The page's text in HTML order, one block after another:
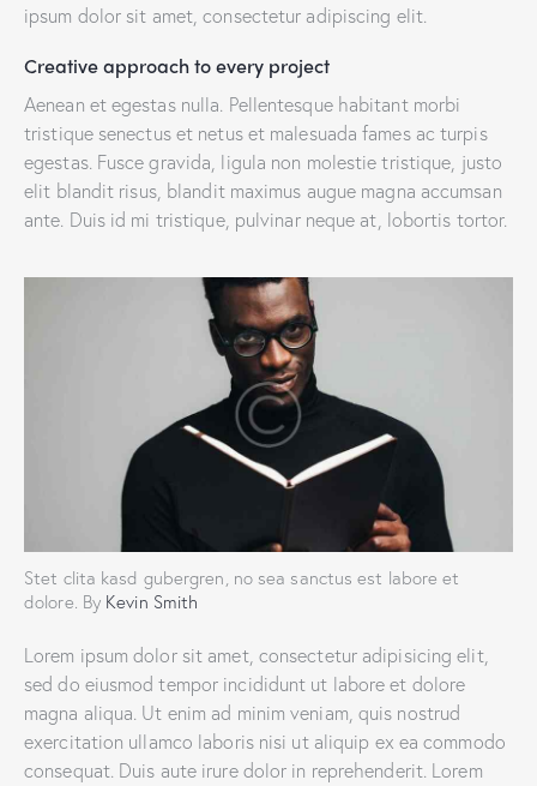
ipsum dolor sit amet, consectetur adipiscing elit.
Creative approach to every project
Aenean et egestas nulla. Pellentesque habitant morbi
tristique senectus et netus et malesuada fames ac turpis
egestas. Fusce gravida, ligula non molestie tristique, justo
elit blandit risus, blandit maximus augue magna accumsan
ante. Duis id mi tristique, pulvinar neque at, lobortis tortor.
Stet clita kasd gubergren, no sea sanctus est labore et
dolore. By Kevin Smith
Lorem ipsum dolor sit amet, consectetur adipisicing elit,
sed do eiusmod tempor incididunt ut labore et dolore
magna aliqua. Ut enim ad minim veniam, quis nostrud
exercitation ullamco laboris nisi ut aliquip ex ea commodo
consequat. Duis aute irure dolor in reprehenderit. Lorem